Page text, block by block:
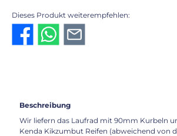
Dieses Produkt weiterempfehlen:
Beschreibung
Wir liefern das Laufrad mit 90mm Kurbeln
Kenda Kikzumbut Reifen (abweichend von